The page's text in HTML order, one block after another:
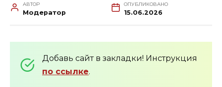
АВТОР
Модератор
ОПУБЛИКОВАНО
15.06.2026
Добавь сайт в закладки! Инструкция
по ссылке.